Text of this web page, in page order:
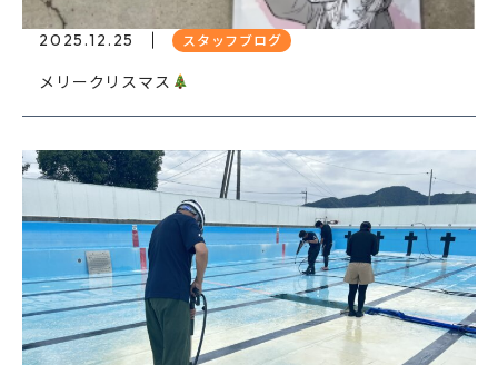
2025.12.25 スタッフブログ
メリークリスマス